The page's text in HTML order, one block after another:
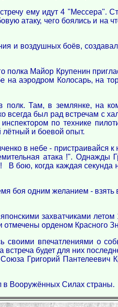
ему идут 4 "Мессера".
атаку, чего боялись и на
и воздушных боёв,
полка Майор Крупенин
на аэродром Колосарь, на
Там, в землянке, на
был рад встречам с
по технике
лётный и боевой опыт.
в небе - пристраивайся к
атака !".
бою, когда каждая
боя одним желанием - взять
захватчиками
отмечены орденом Красного
своими впечатлениями о
встреча будет для них
Григорий Пантелеевич
в Вооружённых Силах страны.